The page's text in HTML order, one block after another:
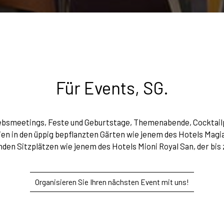
Für Events, SG.
Feste und Geburtstage, Themenabende,
in den üppig bepflanzten Gärten wie jenem des Hotels
Sitzplätzen wie jenem des Hotels Mioni Royal San, der
Organisieren Sie Ihren nächsten Event mit uns!